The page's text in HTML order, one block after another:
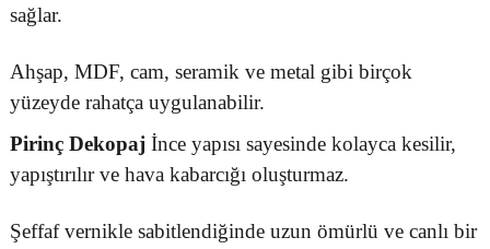
sağlar.
Ahşap, MDF, cam, seramik ve metal gibi birçok
yüzeyde rahatça uygulanabilir.
Pirinç Dekopaj İnce yapısı sayesinde kolayca kesilir,
yapıştırılır ve hava kabarcığı oluşturmaz.
Şeffaf vernikle sabitlendiğinde uzun ömürlü ve canlı bir